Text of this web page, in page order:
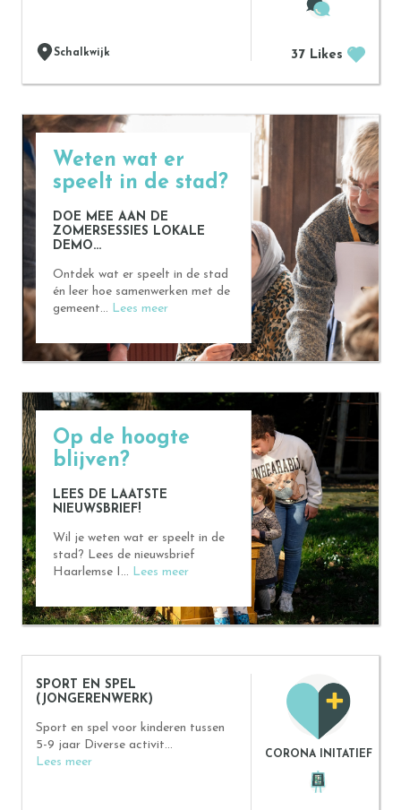
Schalkwijk 37 Likes
Weten wat er
speelt in de stad?
DOE MEE AAN DE
ZOMERSESSIES LOKALE
DEMO...
Ontdek wat er speelt in de stad
én leer hoe samenwerken met de
gemeent... Lees meer
Op de hoogte
blijven?
LEES DE LAATSTE
NIEUWSBRIEF!
Wil je weten wat er speelt in de
stad? Lees de nieuwsbrief
Haarlemse I... Lees meer
SPORT EN SPEL
(JONGERENWERK)
Sport en spel voor kinderen tussen
5-9 jaar Diverse activit...
Lees meer
CORONA INITATIEF